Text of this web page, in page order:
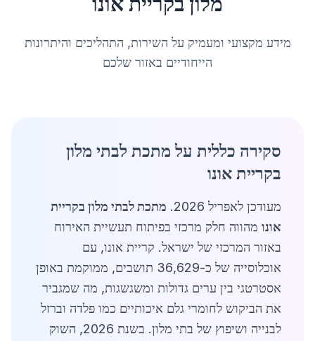
מידע מקצועי ומעמיק על השירות, התהליכים והיתרונות
הייחודיים באזור שלכם
סקירה כללית על מתכת לבתי מלון
בקריית אונו
מעודכן לאפריל 2026.
מתכת לבתי מלון בקריית
אונו מהווה חלק מרכזי בפיתוח תעשיית האירוח
באזור המרכזי של ישראל. קריית אונו, עם
אוכלוסייה של כ-36,629 תושבים, ממוקמת באופן
אסטרטגי בין ערים גדולות ומשגשגות, מה שמגביר
את הביקוש לחומרי גלם איכותיים כמו פלדה וברזל
לבנייה ושיפוץ של בתי מלון. בשנת 2026, השוק